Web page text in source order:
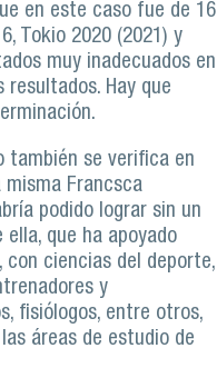
en este caso fue de 16
Tokio 2020 (2021) y
muy inadecuados en
resultados. Hay que
también se verifica en
Francsca
podido lograr sin un
que ha apoyado
ciencias del deporte,
y
fisiólogos, entre otros,
áreas de estudio de